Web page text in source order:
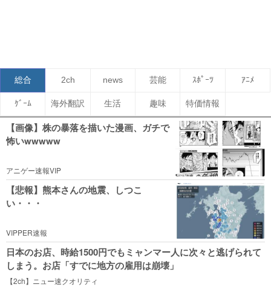
総合 2ch news 芸能 ｽﾎﾟｰﾂ ｱﾆﾒ
ｹﾞｰﾑ 海外翻訳 生活 趣味 特価情報
【画像】株の暴落を描いた漫画、ガチで
怖いwwwww
アニゲー速報VIP
【悲報】熊本さんの地震、しつこ
い・・・
VIPPER速報
日本のお店、時給1500円でもミャンマー人に次々と逃げられて
しまう。お店「すでに地方の雇用は崩壊」
【2ch】ニュー速クオリティ